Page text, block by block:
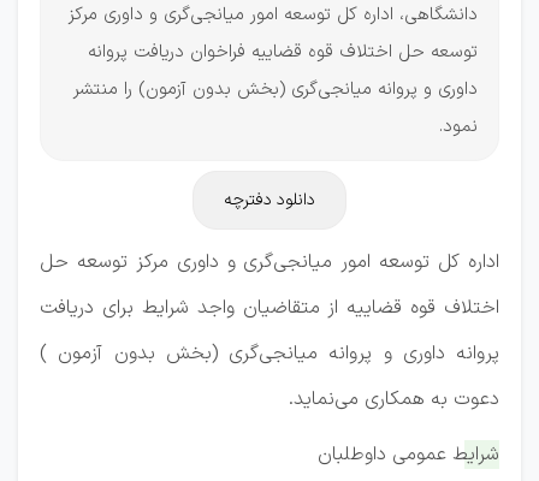
دانشگاهی، اداره کل توسعه امور میانجی‌گری و داوری مرکز
توسعه حل اختلاف قوه قضاییه فراخوان دریافت پروانه
داوری و پروانه میانجی‌گری (بخش بدون آزمون) را منتشر
نمود.
دانلود دفترچه
اداره کل توسعه امور میانجی‌گری و داوری مرکز توسعه حل
اختلاف قوه قضاییه از متقاضیان واجد شرایط برای دریافت
پروانه داوری و پروانه میانجی‌گری (بخش بدون آزمون )
دعوت به همکاری می‌نماید.
شرایط عمومی داوطلبان